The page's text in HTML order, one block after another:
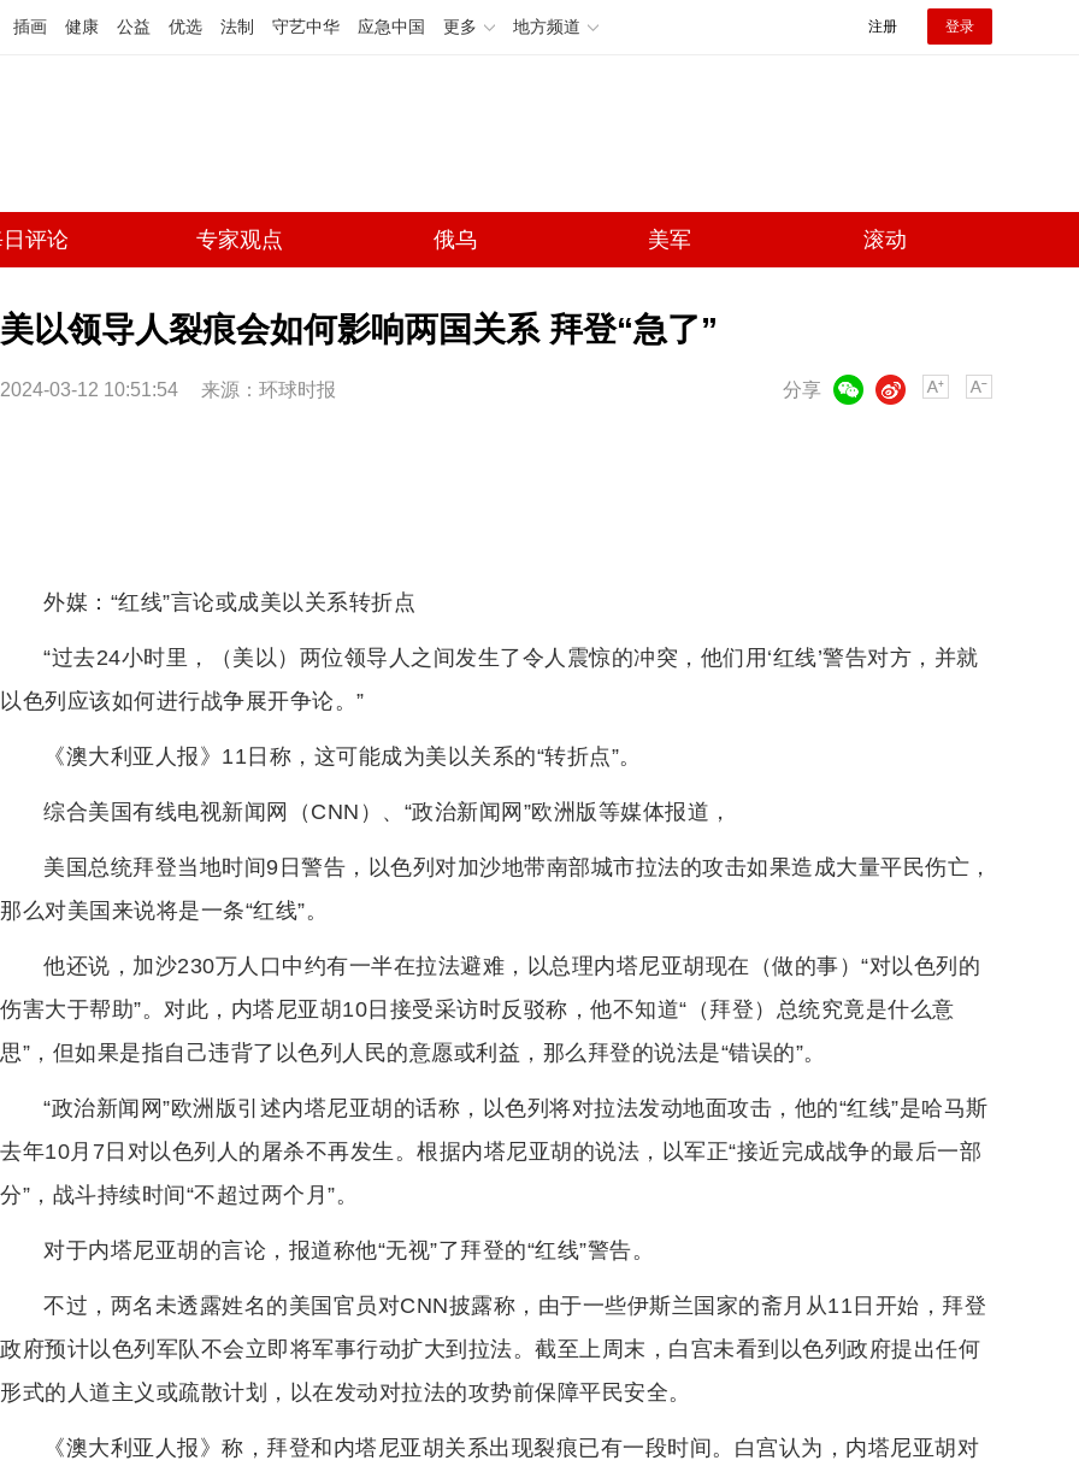
插画 健康 公益 优选 法制 守艺中华 应急中国 更多 地方频道 注册 登录
评论 专家观点 俄乌 美军 滚动
美以领导人裂痕会如何影响两国关系 拜登“急了”
2024-03-12 10:51:54 来源：环球时报 分享
微博
外媒：“红线”言论或成美以关系转折点
“过去24小时里，（美以）两位领导人之间发生了令人震惊的冲突，他们用‘红线’警告对方，并就
以色列应该如何进行战争展开争论。”
《澳大利亚人报》11日称，这可能成为美以关系的“转折点”。
综合美国有线电视新闻网（CNN）、“政治新闻网”欧洲版等媒体报道，
美国总统拜登当地时间9日警告，以色列对加沙地带南部城市拉法的攻击如果造成大量平民伤亡，
那么对美国来说将是一条“红线”。
他还说，加沙230万人口中约有一半在拉法避难，以总理内塔尼亚胡现在（做的事）“对以色列的
伤害大于帮助”。对此，内塔尼亚胡10日接受采访时反驳称，他不知道“（拜登）总统究竟是什么意
思”，但如果是指自己违背了以色列人民的意愿或利益，那么拜登的说法是“错误的”。
“政治新闻网”欧洲版引述内塔尼亚胡的话称，以色列将对拉法发动地面攻击，他的“红线”是哈马斯
去年10月7日对以色列人的屠杀不再发生。根据内塔尼亚胡的说法，以军正“接近完成战争的最后一部
分”，战斗持续时间“不超过两个月”。
对于内塔尼亚胡的言论，报道称他“无视”了拜登的“红线”警告。
不过，两名未透露姓名的美国官员对CNN披露称，由于一些伊斯兰国家的斋月从11日开始，拜登
政府预计以色列军队不会立即将军事行动扩大到拉法。截至上周末，白宫未看到以色列政府提出任何
形式的人道主义或疏散计划，以在发动对拉法的攻势前保障平民安全。
《澳大利亚人报》称，拜登和内塔尼亚胡关系出现裂痕已有一段时间。白宫认为，内塔尼亚胡对